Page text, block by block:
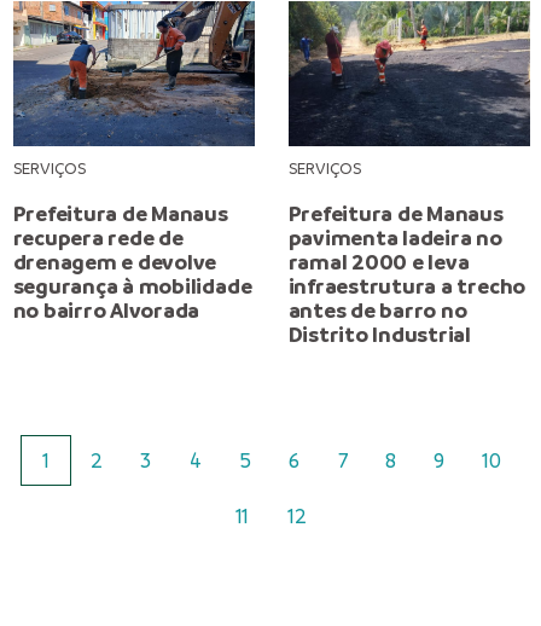
SERVIÇOS
Prefeitura de Manaus
recupera rede de
drenagem e devolve
segurança à mobilidade
no bairro Alvorada
SERVIÇOS
Prefeitura de Manaus
pavimenta ladeira no
ramal 2000 e leva
infraestrutura a trecho
antes de barro no
Distrito Industrial
1 2 3 4 5 6 7 8 9 10
11 12